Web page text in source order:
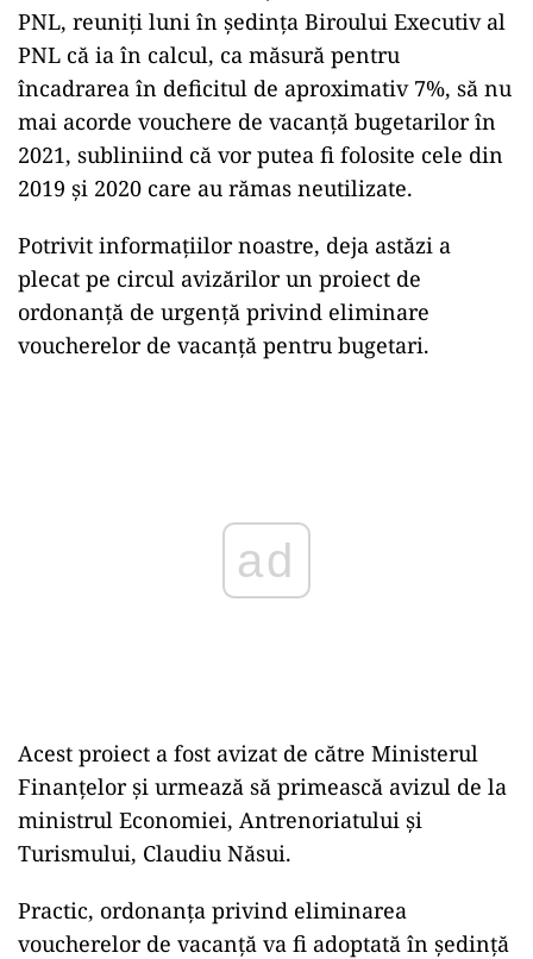
PNL, reuniți luni în ședința Biroului Executiv al
PNL că ia în calcul, ca măsură pentru
încadrarea în deficitul de aproximativ 7%, să nu
mai acorde vouchere de vacanță bugetarilor în
2021, subliniind că vor putea fi folosite cele din
2019 și 2020 care au rămas neutilizate.
Potrivit informațiilor noastre, deja astăzi a
plecat pe circul avizărilor un proiect de
ordonanță de urgență privind eliminare
voucherelor de vacanță pentru bugetari.
ad
Acest proiect a fost avizat de către Ministerul
Finanțelor și urmează să primească avizul de la
ministrul Economiei, Antrenoriatului și
Turismului, Claudiu Năsui.
Practic, ordonanța privind eliminarea
voucherelor de vacanță va fi adoptată în ședință